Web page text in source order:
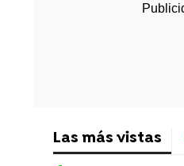
Las más vistas